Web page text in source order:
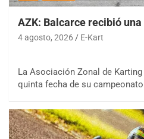
AZK: Balcarce recibió
4 agosto, 2026 E-Kart
La Asociación Zonal de
quinta fecha de su